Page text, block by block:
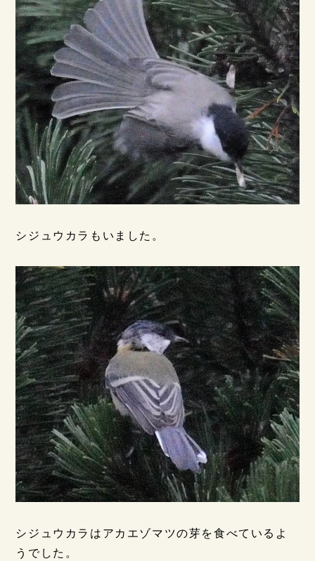
シジュウカラもいました。
シジュウカラはアカエゾマツの芽を食べているよ
うでした。